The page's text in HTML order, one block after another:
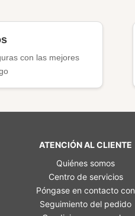
con las mejores
ATENCIÓN AL CLIENTE
Quiénes somos
Centro de servicios
Póngase en contacto con
Seguimiento del pedido